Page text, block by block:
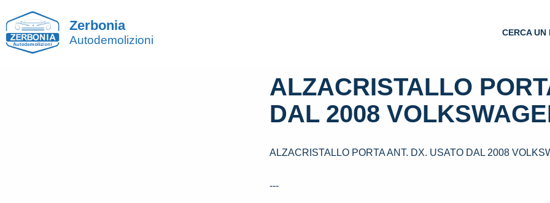
Zerbonia
Autodemolizioni
CERCA UN
ALZACRISTALLO
DAL 2008
ALZACRISTALLO PORTA ANT. DX. USATO DAL 2008
---